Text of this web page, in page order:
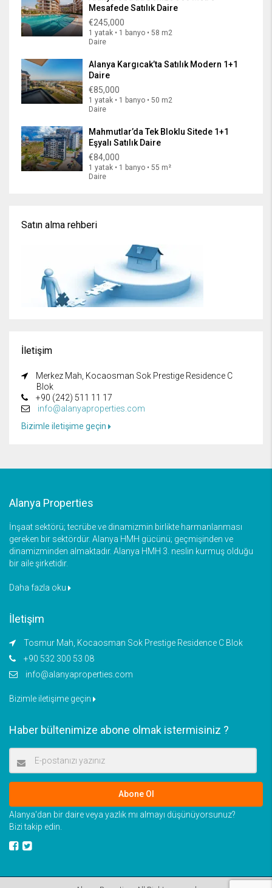
Mesafede Satılık Daire
€245,000
1 yatak • 1 banyo • 58 m2
Daire
Alanya Kargıcak’ta Satılık Modern 1+1
Daire
€85,000
1 yatak • 1 banyo • 50 m2
Daire
Mahmutlar’da Tek Bloklu Sitede 1+1
Eşyalı Satılık Daire
€84,000
1 yatak • 1 banyo • 55 m²
Daire
Satın alma rehberi
İletişim
Merkez Mah, Kocaosman Sok Prestige Residence C
Blok
+90 (242) 511 11 17
info@alanyaproperties.com
Bizimle iletişime geçin
Alanya Properties
İnşaat sektörü; tecrübe ve dinamizmin birlikte harmanlanması
gereken bir sektördür. Alanya HMH gücünü; geçmişinden ve
dinamizminden almaktadır. Alanya HMH 3. neslin kurmuş olduğu
bir aile şirketidir.
Daha fazla oku
İletişim
Tosmur Mah, Kocaosman Sok Prestige Residence C Blok
+90 532 300 53 08
info@alanyaproperties.com
Bizimle iletişime geçin
Haber bültenimize abone olmak istermisiniz ?
Abone Ol
Alanya'dan bir daire veya yazlık mı almayı düşünüyorsunuz?
Bizi takip edin.